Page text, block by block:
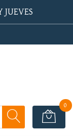
JUEVES
0